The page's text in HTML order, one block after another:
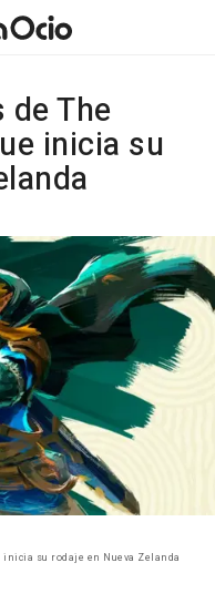
The
inicia su
su rodaje en Nueva Zelanda